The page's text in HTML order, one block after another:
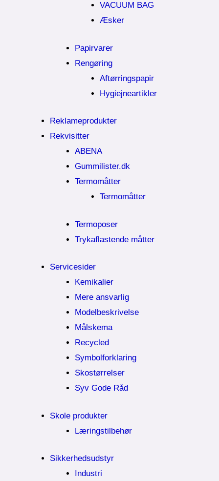
VACUUM BAG
Æsker
Papirvarer
Rengøring
Aftørringspapir
Hygiejneartikler
Reklameprodukter
Rekvisitter
ABENA
Gummilister.dk
Termomåtter
Termomåtter
Termoposer
Trykaflastende måtter
Servicesider
Kemikalier​
Mere ansvarlig
Modelbeskrivelse
Målskema
Recycled
Symbolforklaring
Skostørrelser
Syv Gode Råd
Skole produkter
Læringstilbehør
Sikkerhedsudstyr
Industri